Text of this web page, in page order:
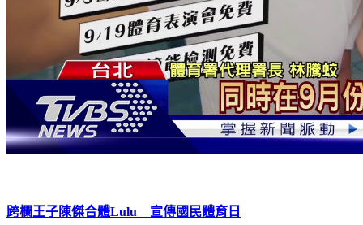
跨欄王子陳傑合體Lulu 宣傳國民體育日